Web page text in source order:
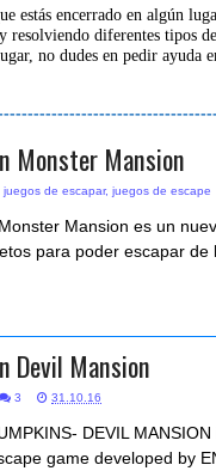
estás encerrado en algún
resolviendo diferentes tipos
no dudes en pedir ayuda
Monster Mansion
juegos de escapar, juegos de escape
Mansion es un
para poder escapar de
Devil Mansion
3 31.10.16
DEVIL
game developed by